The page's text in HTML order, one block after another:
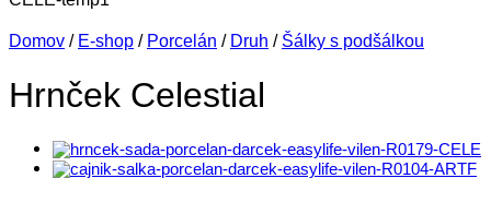
Domov / E-shop / Porcelán / Druh / Šálky s podšálkou
Hrnček Celestial